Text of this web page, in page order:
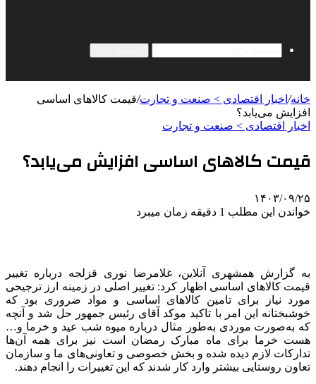
خانه/ اخبار اقتصادی > صنعت و تجارت/قیمت کالاهای اساسی
افزایش می‌یابد؟
اخبار اقتصادی > صنعت و تجارت
قیمت کالاهای اساسی افزایش می‌یابد؟
۱۴۰۳/۰۹/۲۵
خواندن این مطلب 1 دقیقه زمان میبرد
به گزارش همشهری آنلاین، غلامرضا نوری قزلجه درباره تغییر
قیمت کالاهای اساسی اظهار کرد: تغییر اصلی در زمینه ارز ترجیحی
مورد نیاز برای تامین کالاهای اساسی و مواد ضروری بود که
خوشبختانه این امر با تاکید موکد آقای رئیس جمهور حل شد و آنچه
که به‌صورت موردی به‌طور مثال درباره میوه شب عید و خرما و…
هست خرما برای ماه مبارک رمضان است نیز برای همه آن‌ها
تدارکات لازم دیده شده و بخش خصوصی و تعاونی‌های ما و سازمان
تعاون روستایی بیشتر وارد کار شدند که این تغییرات را انجام دهند.